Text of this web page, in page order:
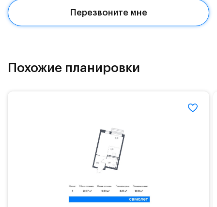
Красногорское и Рублево-Успенское шоссе.
Поблизости расположено новое наземное метро
МЦД «Одинцово».
Территория леса доступна для пеших и
Расположение позволяет вести здоровый образ
жизни и регулярно заниматься спортом, как на
свежем воздухе, так и в спортзале. Для комфортной
жизни есть вся необходимая инфраструктура.
На территории квартала возведут детский сад и
школу. Также для наиболее одарённых детей есть
Перезвоните мне
Похожие планировки